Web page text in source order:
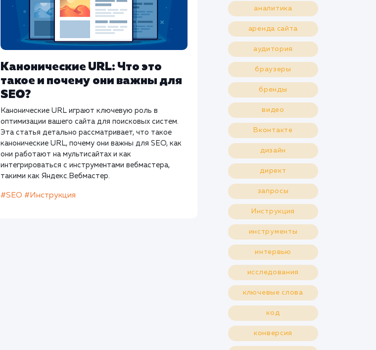
Канонические URL: Что это
такое и почему они важны для
SEO?
Канонические URL играют ключевую роль в
оптимизации вашего сайта для поисковых систем.
Эта статья детально рассматривает, что такое
канонические URL, почему они важны для SEO, как
они работают на мультисайтах и как
интегрироваться с инструментами вебмастера,
такими как Яндекс.Вебмастер.
#SEO #Инструкция
аналитика
аренда сайта
аудитория
браузеры
бренды
видео
Вконтакте
дизайн
директ
запросы
Инструкция
инструменты
интервью
исследования
ключевые слова
код
конверсия